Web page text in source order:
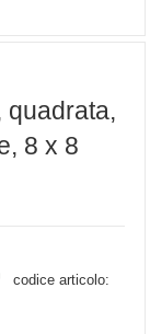
quadrata,
8 x 8
codice articolo: